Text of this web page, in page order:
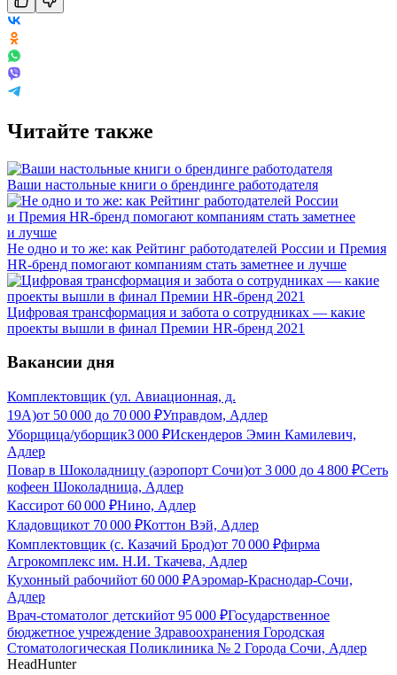
Читайте также
Ваши настольные книги о брендинге работодателя
Не одно и то же: как Рейтинг работодателей России и Премия
HR-бренд помогают компаниям стать заметнее и лучше
Цифровая трансформация и забота о сотрудниках — какие
проекты вышли в финал Премии HR-бренд 2021
Вакансии дня
Комплектовщик (ул. Авиационная, д.
19А)от 50 000 до 70 000 ₽Управдом, Адлер
Уборщица/уборщик3 000 ₽Искендеров Эмин Камилевич,
Адлер
Повар в Шоколадницу (аэропорт Сочи)от 3 000 до 4 800 ₽Сеть
кофеен Шоколадница, Адлер
Кассирот 60 000 ₽Нино, Адлер
Кладовщикот 70 000 ₽Коттон Вэй, Адлер
Комплектовщик (с. Казачий Брод)от 70 000 ₽фирма
Агрокомплекс им. Н.И. Ткачева, Адлер
Кухонный рабочийот 60 000 ₽Аэромар-Краснодар-Сочи,
Адлер
Врач-стоматолог детскийот 95 000 ₽Государственное
бюджетное учреждение Здравоохранения Городская
Стоматологическая Поликлиника № 2 Города Сочи, Адлер
HeadHunter